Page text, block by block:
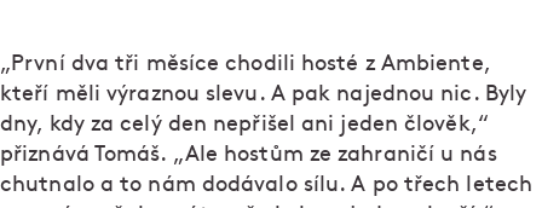
„První dva tři měsíce chodili hosté z Ambiente,
kteří měli výraznou slevu. A pak najednou nic. Byly
dny, kdy za celý den nepřišel ani jeden člověk,“
přiznává Tomáš. „Ale hostům ze zahraničí u nás
chutnalo a to nám dodávalo sílu. A po třech letech